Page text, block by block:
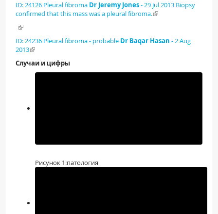
ID: 24126 Pleural fibroma Dr Jeremy Jones- 29 Jul 2013 Biopsy
confirmed that this mass was a pleural fibroma.
ID: 24236 Pleural fibroma - probable Dr Baqar Hasan - 2 Aug
2013
Случаи и цифры
Рисунок 1:патология